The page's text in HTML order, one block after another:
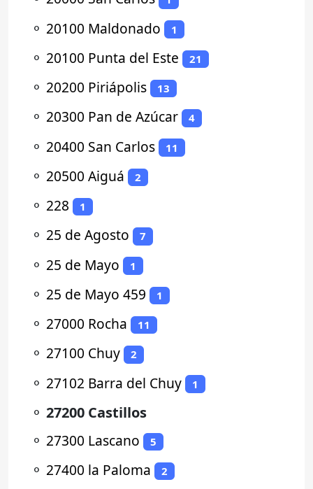
⚬ 20100 Maldonado 1
⚬ 20100 Punta del Este 21
⚬ 20200 Piriápolis 13
⚬ 20300 Pan de Azúcar 4
⚬ 20400 San Carlos 11
⚬ 20500 Aiguá 2
⚬ 228 1
⚬ 25 de Agosto 7
⚬ 25 de Mayo 1
⚬ 25 de Mayo 459 1
⚬ 27000 Rocha 11
⚬ 27100 Chuy 2
⚬ 27102 Barra del Chuy 1
⚬ 27200 Castillos
⚬ 27300 Lascano 5
⚬ 27400 la Paloma 2